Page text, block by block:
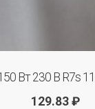
Вт 230 В R7s
129.83 ₽